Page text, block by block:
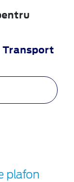
Transport
plafon